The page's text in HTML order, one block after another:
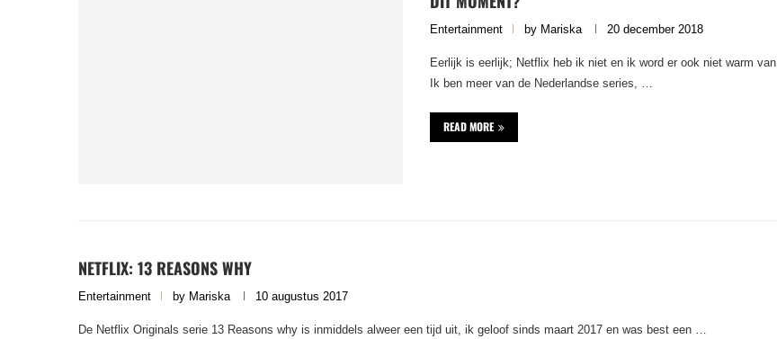
Entertainment by Mariska 20 december 2018
Eerlijk is eerlijk; Netflix heb ik niet en ik word er ook niet warm van.
Ik ben meer van de Nederlandse series, …
READ MORE
NETFLIX: 13 REASONS WHY
Entertainment by Mariska 10 augustus 2017
De Netflix Originals serie 13 Reasons why is inmiddels alweer een tijd uit, ik geloof sinds maart 2017 en was best een …